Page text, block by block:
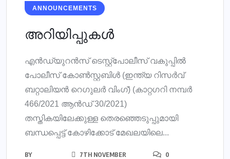
ANNOUNCEMENTS
അറിയിപ്പുകൾ
എൻഡ്യുറൻസ് ടെസ്റ്റ്പോലീസ് വകുപ്പിൽ
പോലീസ് കോൺസ്റ്റബിൾ (ഇന്ത്യ റിസർവ്
ബറ്റാലിയൻ റെഗുലർ വിംഗ്) (കാറ്റഗറി നമ്പർ
466/2021 ആൻഡ് 30/2021)
തസ്തികയിലേക്കുള്ള തെരഞ്ഞെടുപ്പുമായി
ബന്ധപ്പെട്ട് കോഴിക്കോട് മേഖലയിലെ...
BY
7TH NOVEMBER
0